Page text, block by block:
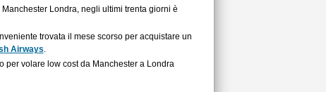
Londra, negli ultimi trenta giorni è
trovata il mese scorso per acquistare un
Airways.
per volare low cost da Manchester a Londra